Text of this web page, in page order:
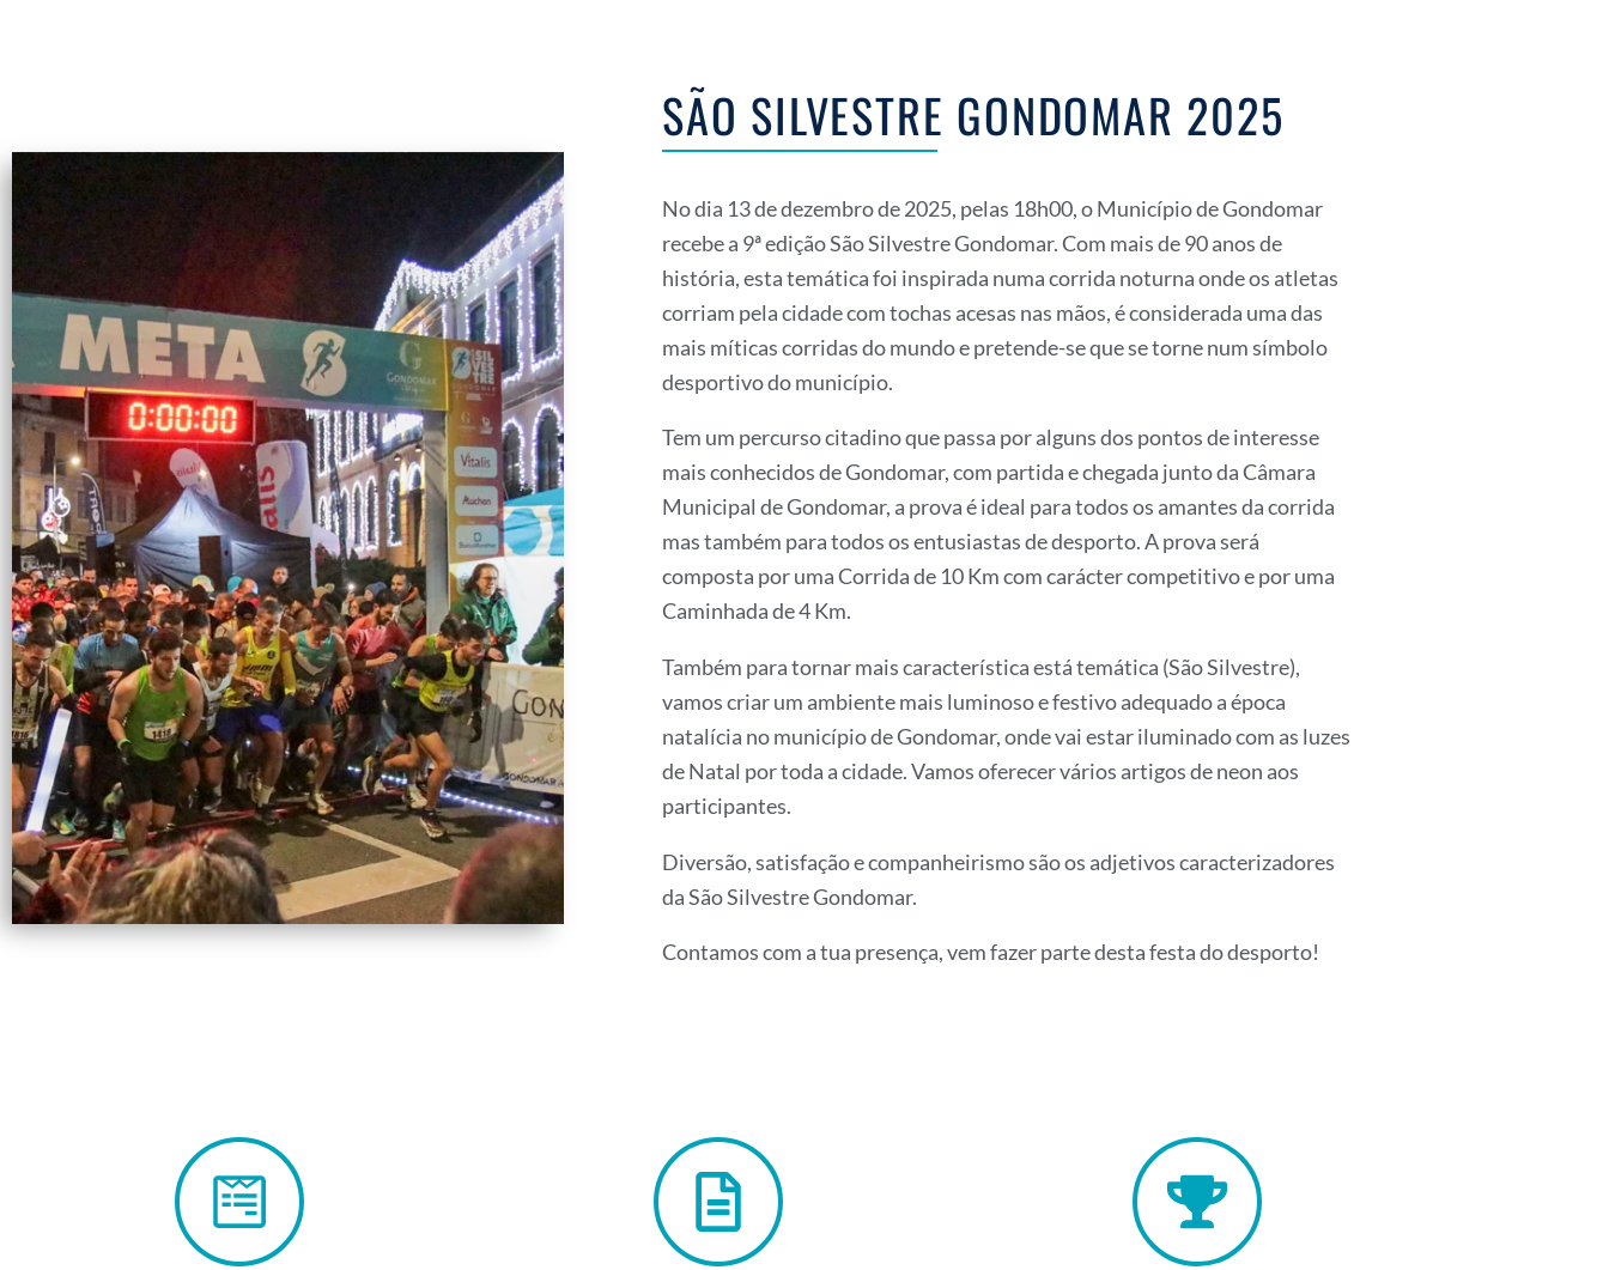
SÃO SILVESTRE GONDOMAR 2025
No dia 13 de dezembro de 2025, pelas 18h00, o Município de Gondomar
recebe a 9ª edição São Silvestre Gondomar. Com mais de 90 anos de
história, esta temática foi inspirada numa corrida noturna onde os atletas
corriam pela cidade com tochas acesas nas mãos, é considerada uma das
mais míticas corridas do mundo e pretende-se que se torne num símbolo
desportivo do município.
Tem um percurso citadino que passa por alguns dos pontos de interesse
mais conhecidos de Gondomar, com partida e chegada junto da Câmara
Municipal de Gondomar, a prova é ideal para todos os amantes da corrida
mas também para todos os entusiastas de desporto. A prova será
composta por uma Corrida de 10 Km com carácter competitivo e por uma
Caminhada de 4 Km.
Também para tornar mais característica está temática (São Silvestre),
vamos criar um ambiente mais luminoso e festivo adequado a época
natalícia no município de Gondomar, onde vai estar iluminado com as luzes
de Natal por toda a cidade. Vamos oferecer vários artigos de neon aos
participantes.
Diversão, satisfação e companheirismo são os adjetivos caracterizadores
da São Silvestre Gondomar.
Contamos com a tua presença, vem fazer parte desta festa do desporto!